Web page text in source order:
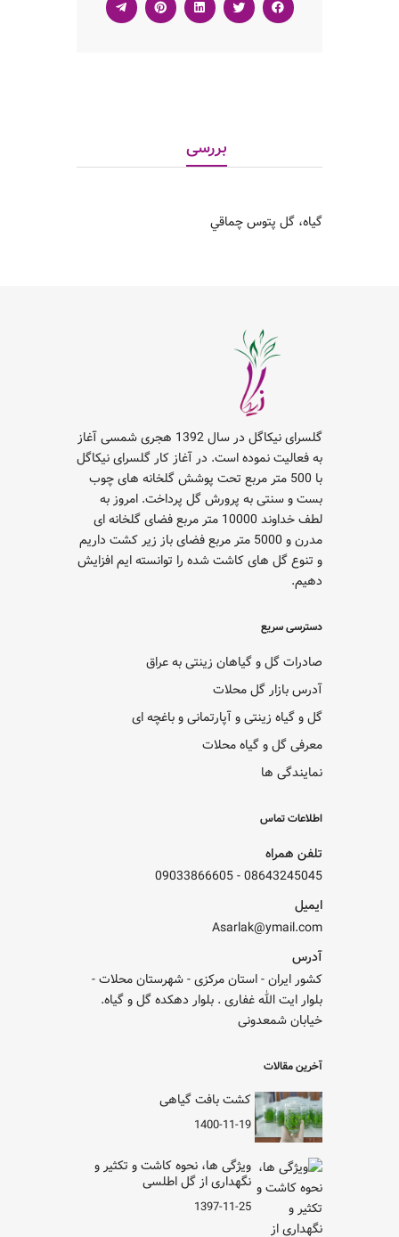
بررسی
گیاه، گل پتوس چماقي
گلسرای نیکاگل در سال 1392 هجری شمسی آغاز
به فعالیت نموده است. در آغاز کار گلسرای نیکاگل
با 500 متر مربع تحت پوشش گلخانه های چوب
بست و سنتی به پرورش گل پرداخت. امروز به
لطف خداوند 10000 متر مربع فضای گلخانه ای
مدرن و 5000 متر مربع فضای باز زیر کشت داریم
و تنوع گل های کاشت شده را توانسته ایم افزایش
دهیم.
دسترسی سریع
صادرات گل و گیاهان زینتی به عراق
آدرس بازار گل محلات
گل و گیاه زینتی و آپارتمانی و باغچه ای
معرفی گل و گیاه محلات
نمایندگی ها
اطلاعات تماس
تلفن همراه
08643245045
-
09033866605
ایمیل
Asarlak@ymail.com
آدرس
کشور ایران - استان مرکزی - شهرستان محلات -
بلوار ایت الله غفاری . بلوار دهکده گل و گیاه.
خیابان شمعدونی
آخرین مقالات
کشت بافت گیاهی
1400-11-19
ویژگی ها، نحوه کاشت و تکثیر و
نگهداری از گل اطلسی
1397-11-25